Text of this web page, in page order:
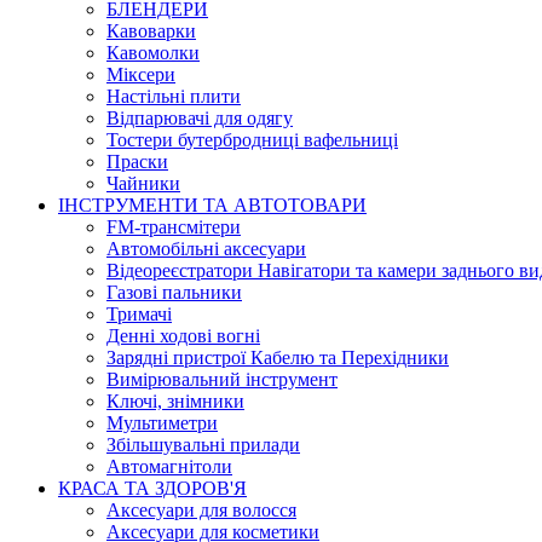
БЛЕНДЕРИ
Кавоварки
Кавомолки
Міксери
Настільні плити
Відпарювачі для одягу
Тостери бутербродниці вафельниці
Праски
Чайники
ІНСТРУМЕНТИ ТА АВТОТОВАРИ
FM-трансмітери
Автомобільні аксесуари
Відеореєстратори Навігатори та камери заднього
Газові пальники
Тримачі
Денні ходові вогні
Зарядні пристрої Кабелю та Перехідники
Вимірювальний інструмент
Ключі, знімники
Мультиметри
Збільшувальні прилади
Автомагнітоли
КРАСА ТА ЗДОРОВ'Я
Аксесуари для волосся
Аксесуари для косметики